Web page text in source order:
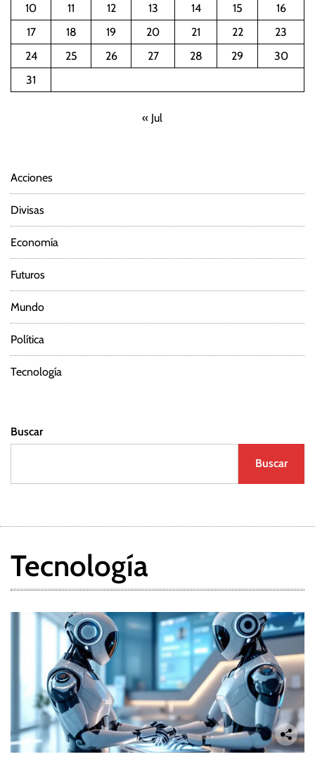
10
11 12 13 14 15
16
17
18 19 20 21 22
23
24
25 26 27 28 29
30
31
« Jul
Acciones
Divisas
Economía
Futuros
Mundo
Política
Tecnología
Buscar
Buscar
Tecnología